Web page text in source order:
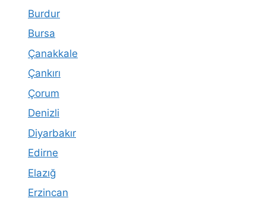
Burdur
Bursa
Çanakkale
Çankırı
Çorum
Denizli
Diyarbakır
Edirne
Elazığ
Erzincan